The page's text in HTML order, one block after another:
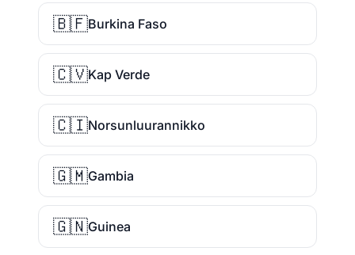
🇧🇫Burkina Faso
🇨🇻Kap Verde
🇨🇮Norsunluurannikko
🇬🇲Gambia
🇬🇳Guinea